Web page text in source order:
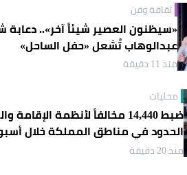
ثقافة وفن
«سيظنون العصير شيئاً آخر».. دعابة
عبدالوهاب تُشعل «حفل الساحل»
منذ 11 دقيقة
محليات
ضبط 14,440 مخالفاً لأنظمة
الحدود في مناطق المملكة خلال
منذ 20 دقيقة